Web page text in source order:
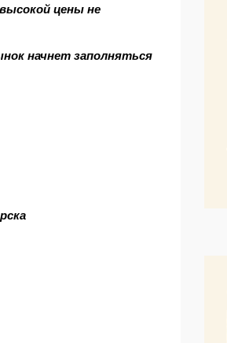
цены не
начнет заполняться